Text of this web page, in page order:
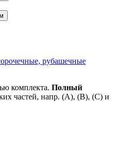
рубашечные
комплекта. Полный
частей, напр. (А), (B), (С) и